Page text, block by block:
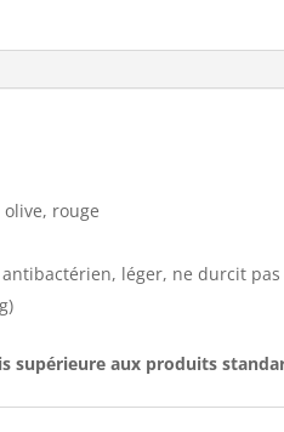
rouge
léger, ne durcit
supérieure aux produits